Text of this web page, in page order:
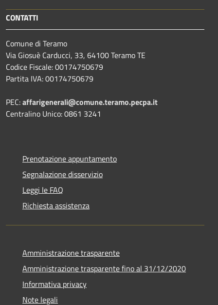
CONTATTI
Comune di Teramo
Via Giosuè Carducci, 33, 64100 Teramo TE
Codice Fiscale: 00174750679
Partita IVA: 00174750679
PEC:affarigenerali@comune.teramo.pecpa.it
Centralino Unico: 0861 3241
Prenotazione appuntamento
Segnalazione disservizio
Leggi le FAQ
Richiesta assistenza
Amministrazione trasparente
Amministrazione trasparente fino al 31/12/2020
Informativa privacy
Note legali